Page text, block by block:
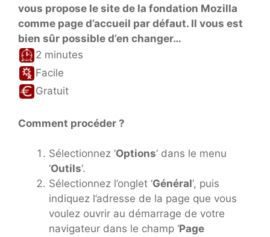
vous propose le site de la fondation Mozilla
comme page d’accueil par défaut. Il vous est
bien sûr possible d’en changer…
2 minutes
Facile
Gratuit
Comment procéder ?
Sélectionnez ‘Options‘ dans le menu
‘Outils‘.
Sélectionnez l’onglet ‘Général‘, puis
indiquez l’adresse de la page que vous
voulez ouvrir au démarrage de votre
navigateur dans le champ ‘Page